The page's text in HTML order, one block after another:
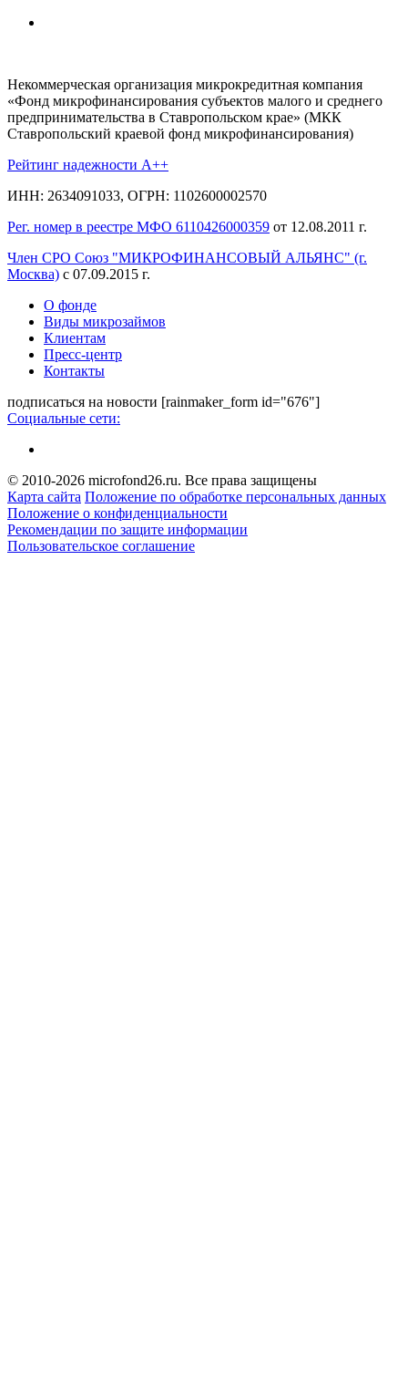
Некоммерческая организация микрокредитная компания
«Фонд микрофинансирования субъектов малого и среднего
предпринимательства в Ставропольском крае» (МКК
Ставропольский краевой фонд микрофинансирования)
Рейтинг надежности A++
ИНН: 2634091033, ОГРН: 1102600002570
Рег. номер в реестре МФО 6110426000359 от 12.08.2011 г.
Член СРО Союз "МИКРОФИНАНСОВЫЙ АЛЬЯНС" (г.
Москва) с 07.09.2015 г.
О фонде
Виды микрозаймов
Клиентам
Пресс-центр
Контакты
подписаться на новости [rainmaker_form id="676"]
Социальные сети:
© 2010-2026 microfond26.ru. Все права защищены
Карта сайта Положение по обработке персональных данных
Положение о конфиденциальности
Рекомендации по защите информации
Пользовательское соглашение